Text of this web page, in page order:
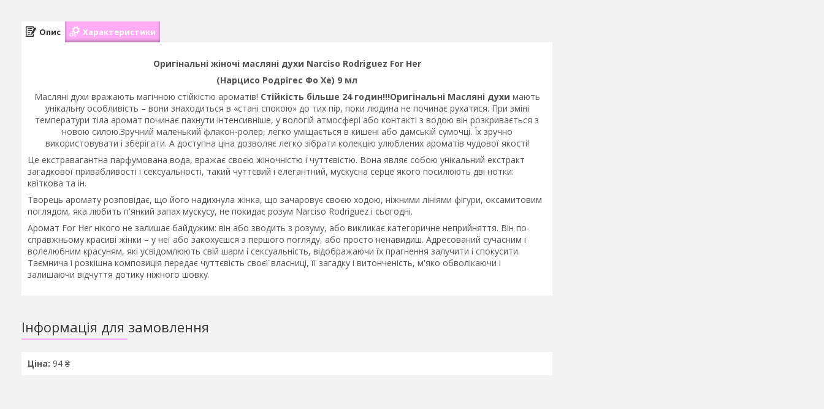
Опис Характеристики
Оригінальні жіночі масляні духи Narciso Rodriguez For Her
(Нарцисо Родрігес Фо Хе) 9 мл
Масляні духи вражають магічною стійкістю ароматів! Стійкість більше 24 годин!!!Оригінальні Масляні духи мають
унікальну особливість – вони знаходиться в «стані спокою» до тих пір, поки людина не починає рухатися. При зміні
температури тіла аромат починає пахнути інтенсивніше, у вологій атмосфері або контакті з водою він розкривається з
новою силою.Зручний маленький флакон-ролер, легко уміщається в кишені або дамській сумочці. Їх зручно
використовувати і зберігати. А доступна ціна дозволяє легко зібрати колекцію улюблених ароматів чудової якості!
Це екстравагантна парфумована вода, вражає своєю жіночністю і чуттєвістю. Вона являє собою унікальний екстракт
загадкової привабливості і сексуальності, такий чуттєвий і елегантний, мускусна серце якого посилюють дві нотки:
квіткова та ін.
Творець аромату розповідає, що його надихнула жінка, що зачаровує своєю ходою, ніжними лініями фігури, оксамитовим
поглядом, яка любить п'янкий запах мускусу, не покидає розум Narciso Rodriguez і сьогодні.
Аромат For Her нікого не залишає байдужим: він або зводить з розуму, або викликає категоричне неприйняття. Він по-
справжньому красиві жінки – у неї або закохуєшся з першого погляду, або просто ненавидиш. Адресований сучасним і
волелюбним красуням, які усвідомлюють свій шарм і сексуальність, відображаючи їх прагнення залучити і спокусити.
Таємнича і розкішна композиція передає чуттєвість своєї власниці, її загадку і витонченість, м'яко обволікаючи і
залишаючи відчуття дотику ніжного шовку.
Інформація для замовлення
Ціна: 94 ₴